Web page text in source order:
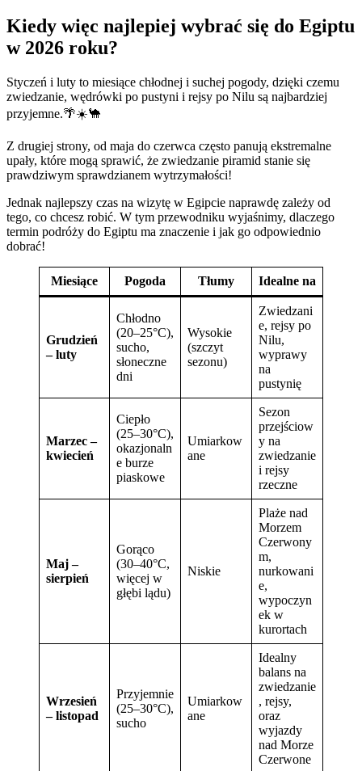
Kiedy więc najlepiej wybrać się do Egiptu
w 2026 roku?
Styczeń i luty to miesiące chłodnej i suchej pogody, dzięki czemu
zwiedzanie, wędrówki po pustyni i rejsy po Nilu są najbardziej
przyjemne.🌴☀️🐪
Z drugiej strony, od maja do czerwca często panują ekstremalne
upały, które mogą sprawić, że zwiedzanie piramid stanie się
prawdziwym sprawdzianem wytrzymałości!
Jednak najlepszy czas na wizytę w Egipcie naprawdę zależy od
tego, co chcesz robić. W tym przewodniku wyjaśnimy, dlaczego
termin podróży do Egiptu ma znaczenie i jak go odpowiednio
dobrać!
Miesiące Pogoda Tłumy Idealne na
Grudzień
– luty
Chłodno
(20–25°C),
sucho,
słoneczne
dni
Wysokie
(szczyt
sezonu)
Zwiedzani
e, rejsy po
Nilu,
wyprawy
na
pustynię
Marzec –
kwiecień
Ciepło
(25–30°C),
okazjonaln
e burze
piaskowe
Umiarkow
ane
Sezon
przejściow
y na
zwiedzanie
i rejsy
rzeczne
Maj –
sierpień
Gorąco
(30–40°C,
więcej w
głębi lądu)
Niskie
Plaże nad
Morzem
Czerwony
m,
nurkowani
e,
wypoczyn
ek w
kurortach
Wrzesień
– listopad
Przyjemnie
(25–30°C),
sucho
Umiarkow
ane
Idealny
balans na
zwiedzanie
, rejsy,
oraz
wyjazdy
nad Morze
Czerwone